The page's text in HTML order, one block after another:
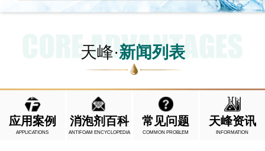
天峰·新闻列表
应用案例
APPLICATIONS
消泡剂百科
ANTIFOAM ENCYCLOPEDIA
常见问题
COMMON PROBLEM
天峰资讯
INFORMATION